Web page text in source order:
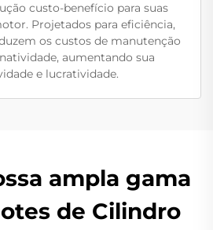
custo-benefício para suas
Projetados para eficiência,
os custos de manutenção
aumentando sua
e lucratividade.
ampla gama
de Cilindro